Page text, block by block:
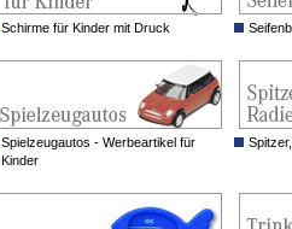
Schirme für Kinder mit Druck
Spielzeugautos - Werbeartikel für
Kinder